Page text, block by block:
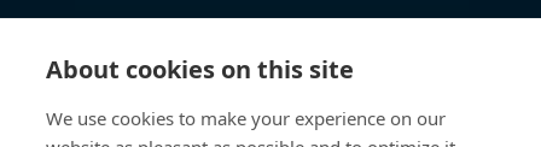
About cookies on this site
We use cookies to make your experience on our